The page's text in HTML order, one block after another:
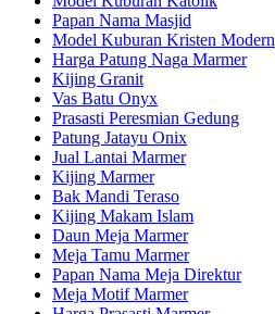
Papan Nama Masjid
Model Kuburan Kristen Modern
Harga Patung Naga Marmer
Kijing Granit
Vas Batu Onyx
Prasasti Peresmian Gedung
Patung Jatayu Onix
Jual Lantai Marmer
Kijing Marmer
Bak Mandi Teraso
Kijing Makam Islam
Daun Meja Marmer
Meja Tamu Marmer
Papan Nama Meja Direktur
Meja Motif Marmer